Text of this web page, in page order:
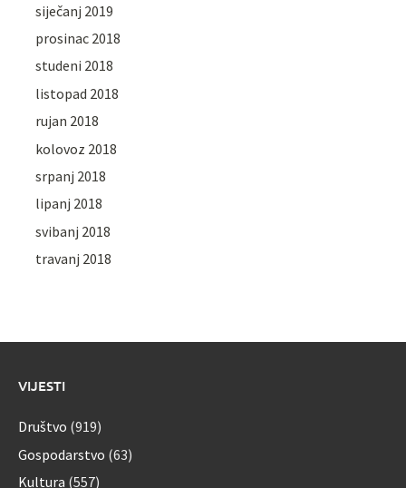
siječanj 2019
prosinac 2018
studeni 2018
listopad 2018
rujan 2018
kolovoz 2018
srpanj 2018
lipanj 2018
svibanj 2018
travanj 2018
VIJESTI
Društvo (919)
Gospodarstvo (63)
Kultura (557)